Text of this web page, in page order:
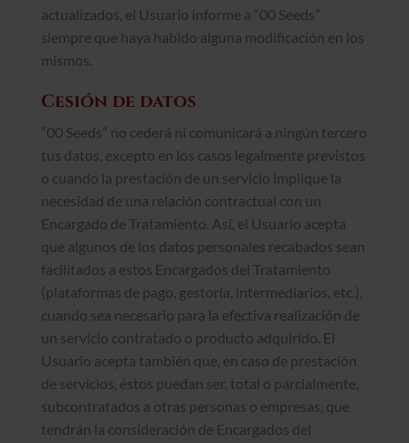
actualizados, el Usuario informe a “00 Seeds”
siempre que haya habido alguna modificación en los
mismos.
Cesión de datos
“00 Seeds” no cederá ni comunicará a ningún tercero
tus datos, excepto en los casos legalmente previstos
o cuando la prestación de un servicio implique la
necesidad de una relación contractual con un
Encargado de Tratamiento. Así, el Usuario acepta
que algunos de los datos personales recabados sean
facilitados a estos Encargados del Tratamiento
(plataformas de pago, gestoría, intermediarios, etc.),
cuando sea necesario para la efectiva realización de
un servicio contratado o producto adquirido. El
Usuario acepta también que, en caso de prestación
de servicios, éstos puedan ser, total o parcialmente,
subcontratados a otras personas o empresas, que
tendrán la consideración de Encargados del